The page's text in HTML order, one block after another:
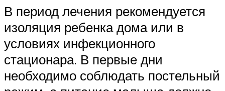
В период лечения рекомендуется
изоляция ребенка дома или в
условиях инфекционного
стационара. В первые дни
необходимо соблюдать постельный